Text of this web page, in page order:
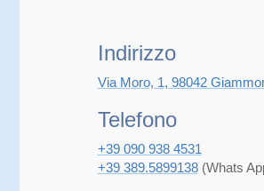
Indirizzo
Via Moro, 1, 98042
Telefono
+39 090 938 4531
+39 389.5899138(Whats